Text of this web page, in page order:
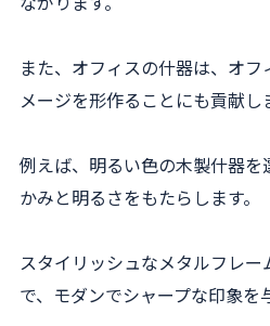
また、オフィスの什器は、オ
メージを形作ることにも貢献し
例えば、明るい色の木製什器
かみと明るさをもたらします。
スタイリッシュなメタルフレー
で、モダンでシャープな印象を